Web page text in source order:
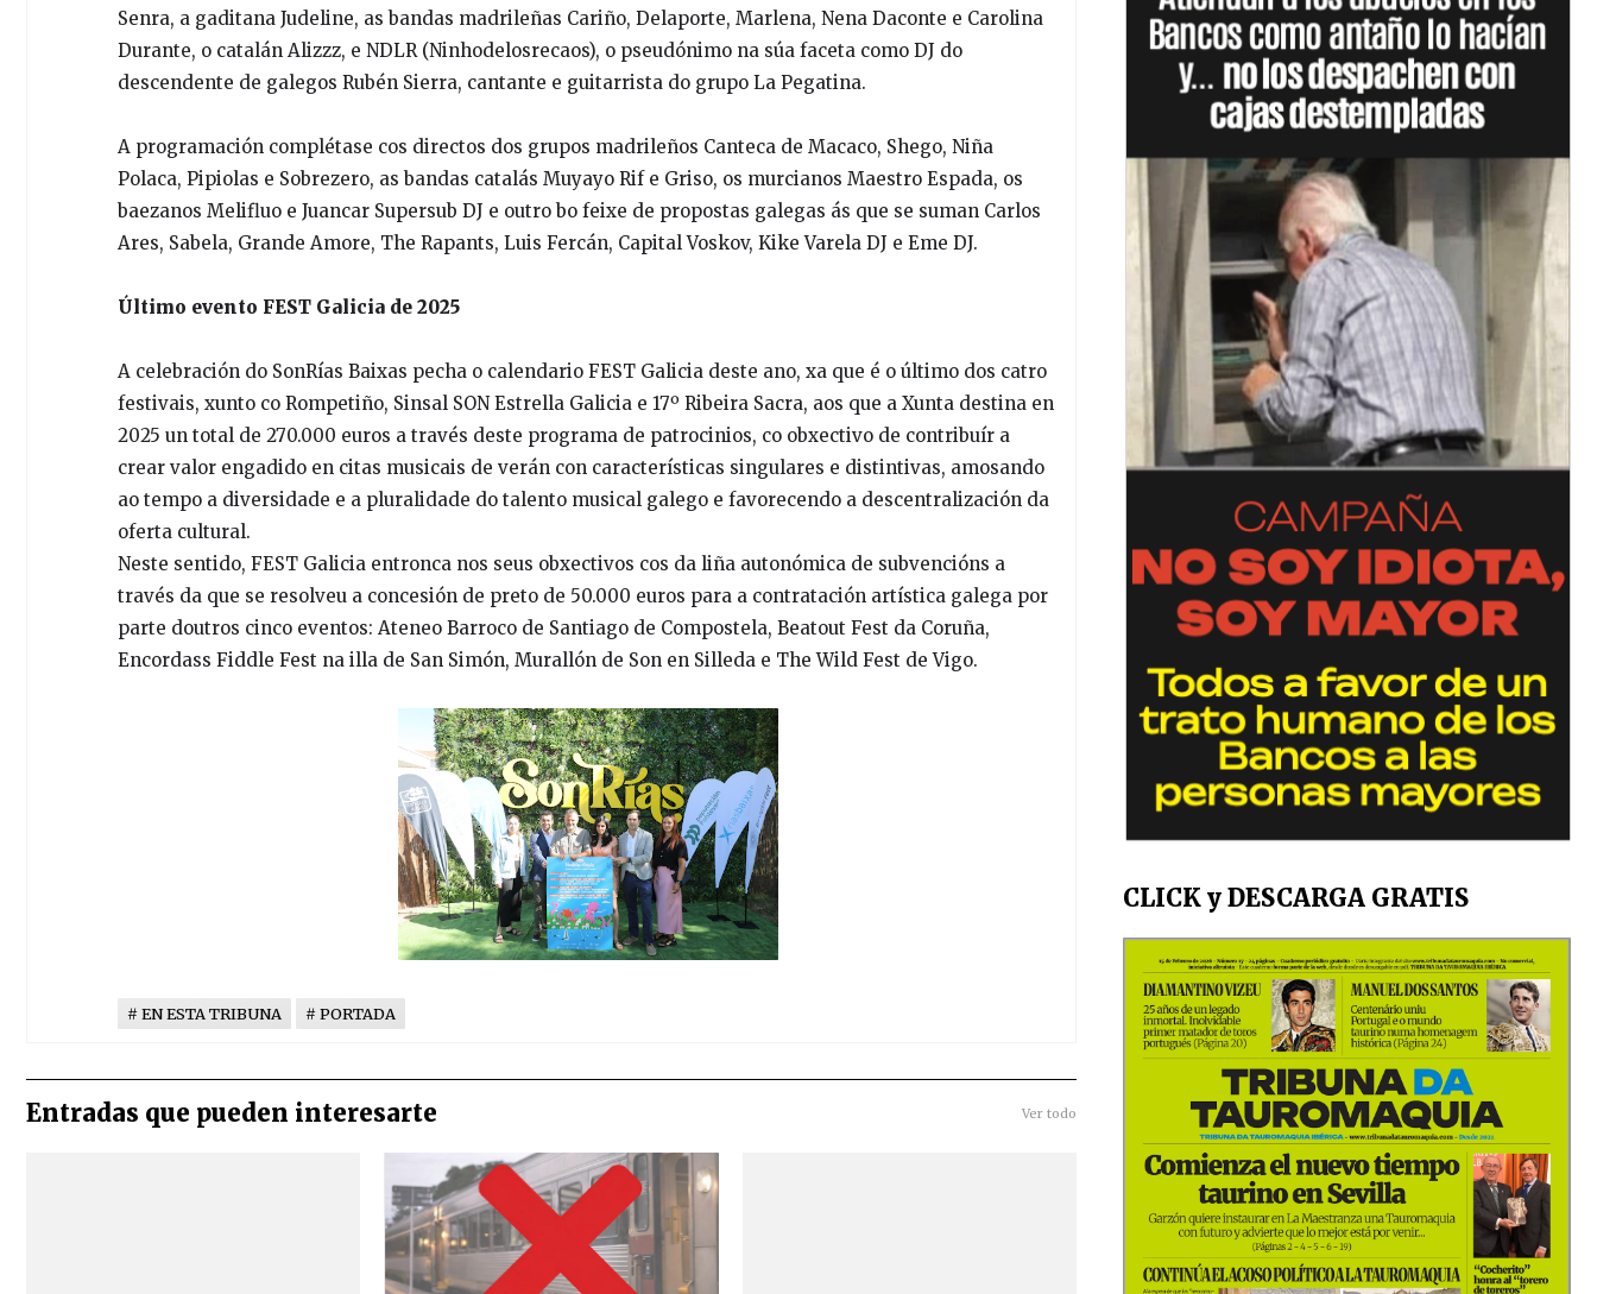
Senra, a gaditana Judeline, as bandas madrileñas Cariño, Delaporte, Marlena, Nena Daconte e Carolina
Durante, o catalán Alizzz, e NDLR (Ninhodelosrecaos), o pseudónimo na súa faceta como DJ do
descendente de galegos Rubén Sierra, cantante e guitarrista do grupo La Pegatina.
A programación complétase cos directos dos grupos madrileños Canteca de Macaco, Shego, Niña
Polaca, Pipiolas e Sobrezero, as bandas catalás Muyayo Rif e Griso, os murcianos Maestro Espada, os
baezanos Melifluo e Juancar Supersub DJ e outro bo feixe de propostas galegas ás que se suman Carlos
Ares, Sabela, Grande Amore, The Rapants, Luis Fercán, Capital Voskov, Kike Varela DJ e Eme DJ.
Último evento FEST Galicia de 2025
A celebración do SonRías Baixas pecha o calendario FEST Galicia deste ano, xa que é o último dos catro
festivais, xunto co Rompetiño, Sinsal SON Estrella Galicia e 17º Ribeira Sacra, aos que a Xunta destina en
2025 un total de 270.000 euros a través deste programa de patrocinios, co obxectivo de contribuír a
crear valor engadido en citas musicais de verán con características singulares e distintivas, amosando
ao tempo a diversidade e a pluralidade do talento musical galego e favorecendo a descentralización da
oferta cultural.
Neste sentido, FEST Galicia entronca nos seus obxectivos cos da liña autonómica de subvencións a
través da que se resolveu a concesión de preto de 50.000 euros para a contratación artística galega por
parte doutros cinco eventos: Ateneo Barroco de Santiago de Compostela, Beatout Fest da Coruña,
Encordass Fiddle Fest na illa de San Simón, Murallón de Son en Silleda e The Wild Fest de Vigo.
EN ESTA TRIBUNA PORTADA
Entradas que pueden interesarte Ver todo
CLICK y DESCARGA GRATIS